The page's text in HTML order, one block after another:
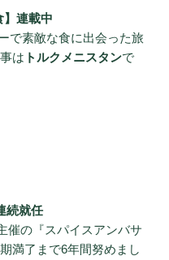
】連載中
で素敵な食に出会った旅
は トルクメニスタンで
続就任
催の『スパイスアンバサ
満了まで6年間努めまし